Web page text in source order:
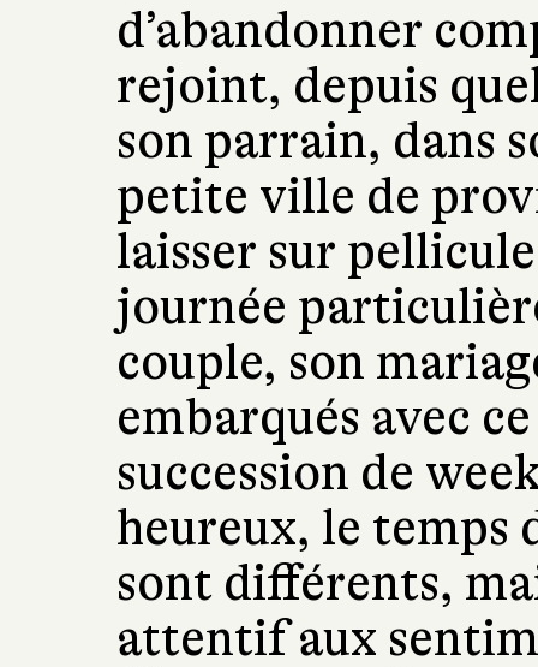
d’abandonner
rejoint, depuis
son parrain, dans
petite ville de
laisser sur
journée
couple, son
embarqués avec
succession de
heureux, le temps
sont différents,
attentif aux